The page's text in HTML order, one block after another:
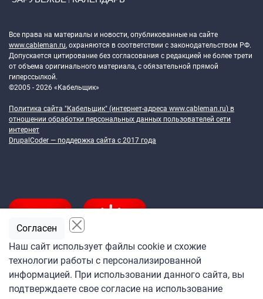
Все права на материалы и новости, опубликованные на сайте
www.cableman.ru, охраняются в соответствии с законодательством РФ.
Допускается цитирование без согласования с редакцией не более трети
от объема оригинального материала, с обязательной прямой
гиперссылкой.
©2005 - 2026 «Кабельщик»
Политика сайта "Кабельщик" (интернет-адреса www.cableman.ru) в
отношении обработки персональных данных пользователей сети
интернет
DrupalCoder — поддержка сайта c 2017 года
Подпишитесь
на ежедневную рассылку
Наш сайт использует файлы cookie и схожие
технологии работы с персонализированной
информацией. При использовании данного сайта, вы
подтверждаете свое согласие на использование
Согласен